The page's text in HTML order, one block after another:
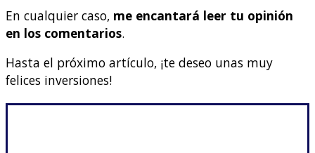
En cualquier caso, me encantará leer tu opinión
en los comentarios.
Hasta el próximo artículo, ¡te deseo unas muy
felices inversiones!